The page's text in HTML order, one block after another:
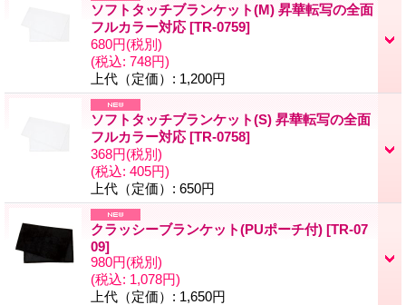
ソフトタッチブランケット(M) 昇華転写の全面
フルカラー対応[TR-0759]
680円(税別)
(税込: 748円)
上代（定価） : 1,200円
ソフトタッチブランケット(S) 昇華転写の全面
フルカラー対応[TR-0758]
368円(税別)
(税込: 405円)
上代（定価） : 650円
クラッシーブランケット(PUポーチ付) [TR-07
09]
980円(税別)
(税込: 1,078円)
上代（定価） : 1,650円